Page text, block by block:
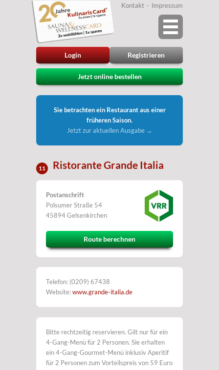
Login Registrieren
Kontakt Impressum
Jetzt online bestellen
Sie betrachten ein Restaurant aus einer
früheren Saison.
Jetzt zur aktuellen Ausgabe →
11 Ristorante Grande Italia
Postanschrift
Polsumer Straße 54
45894 Gelsenkirchen
Route berechnen
Telefon: (0209) 67438
Website:www.grande-italia.de
Bitte rechtzeitig reservieren. Gilt nur für ein
4-Gang-Menü für 2 Personen. Sie erhalten
ein 4-Gang-Gourmet-Menü inklusiv Aperitif
für 2 Personen zum Vorteilspreis von 59 Euro